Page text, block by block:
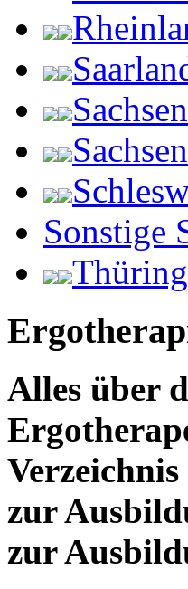
Sachsen
Sonstige
Alles über
zur
zur